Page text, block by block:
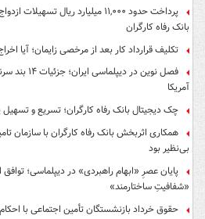
پرداخت حدود ۱۱,۰۰۰ میلیارد ریال
بانک رفاه کارگران
تکلیف قرارداد کار بعد از مرخصی زایمان؛ آیا
فصل نوین در
آمریکا
چک دیجیتال بانک رفاه کارگران؛ تسریع و
همکاری اثربخش بانک رفاه کارگران با سازمان
بی‌نظیر بود
پایان عصرِ «ابهام راهبردی» در دیپلماسی؛ توافق
«شفافیتِ ساختارمند»
حقوق خرداد بازنشستگان تأمین اجتماعی با